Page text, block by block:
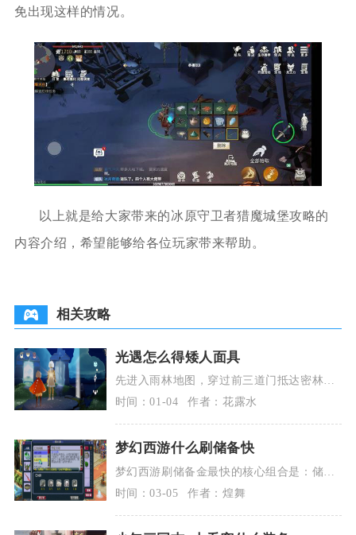
免出现这样的情况。
以上就是给大家带来的冰原守卫者猎魔城堡攻略的
内容介绍，希望能够给各位玩家带来帮助。
相关攻略
光遇怎么得矮人面具
先进入雨林地图，穿过前三道门抵达密林遗
迹区域，找到石桥右下方被黑暗植物遮挡的
螃蟹洞。洞口常
时间：01-04 作者：花露水
梦幻西游什么刷储备快
梦幻西游刷储备金最快的核心组合是：储备
金模式日常+师门/师徒+五行之力兑换+庭院
牧场+三端
时间：03-05 作者：煌舞